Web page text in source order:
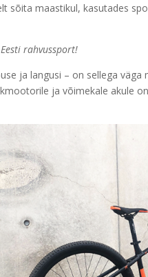
maastikul, kasutades
rahvussport!
ja langusi – on sellega väga
ja võimekale akule